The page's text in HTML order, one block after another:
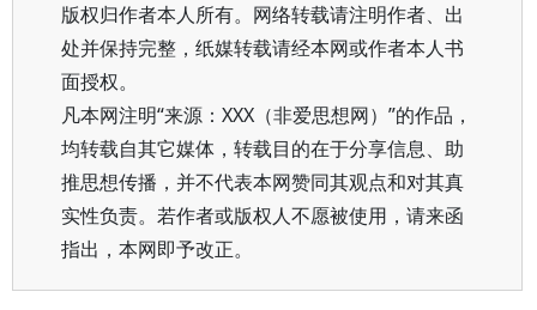
版权归作者本人所有。网络转载请注明作者、出
处并保持完整，纸媒转载请经本网或作者本人书
面授权。
凡本网注明“来源：XXX（非爱思想网）”的作品，
均转载自其它媒体，转载目的在于分享信息、助
推思想传播，并不代表本网赞同其观点和对其真
实性负责。若作者或版权人不愿被使用，请来函
指出，本网即予改正。